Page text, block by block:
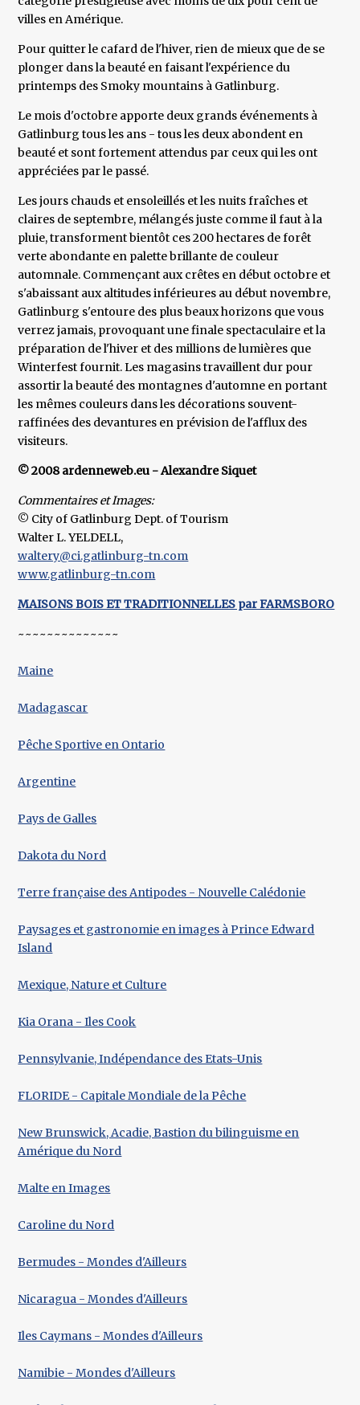
villes en Amérique.
Pour quitter le cafard de l'hiver, rien de mieux que de se
plonger dans la beauté en faisant l'expérience du
printemps des Smoky mountains à Gatlinburg.
Le mois d'octobre apporte deux grands événements à
Gatlinburg tous les ans - tous les deux abondent en
beauté et sont fortement attendus par ceux qui les ont
appréciées par le passé.
Les jours chauds et ensoleillés et les nuits fraîches et
claires de septembre, mélangés juste comme il faut à la
pluie, transforment bientôt ces 200 hectares de forêt
verte abondante en palette brillante de couleur
automnale. Commençant aux crêtes en début octobre et
s'abaissant aux altitudes inférieures au début novembre,
Gatlinburg s'entoure des plus beaux horizons que vous
verrez jamais, provoquant une finale spectaculaire et la
préparation de l'hiver et des millions de lumières que
Winterfest fournit. Les magasins travaillent dur pour
assortir la beauté des montagnes d'automne en portant
les mêmes couleurs dans les décorations souvent-
raffinées des devantures en prévision de l'afflux des
visiteurs.
© 2008 ardenneweb.eu - Alexandre Siquet
Commentaires et Images:
© City of Gatlinburg Dept. of Tourism
Walter L. YELDELL,
waltery@ci.gatlinburg-tn.com
www.gatlinburg-tn.com
MAISONS BOIS ET TRADITIONNELLES par FARMSBORO
~~~~~~~~~~~~~~
Maine
Madagascar
Pêche Sportive en Ontario
Argentine
Pays de Galles
Dakota du Nord
Terre française des Antipodes - Nouvelle Calédonie
Paysages et gastronomie en images à Prince Edward
Island
Mexique, Nature et Culture
Kia Orana - Iles Cook
Pennsylvanie, Indépendance des Etats-Unis
FLORIDE - Capitale Mondiale de la Pêche
New Brunswick, Acadie, Bastion du bilinguisme en
Amérique du Nord
Malte en Images
Caroline du Nord
Bermudes - Mondes d'Ailleurs
Nicaragua - Mondes d'Ailleurs
Iles Caymans - Mondes d'Ailleurs
Namibie - Mondes d'Ailleurs